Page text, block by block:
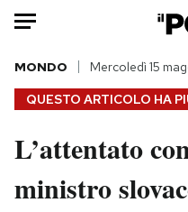
HOME
Italia
Politica
QUESTO ARTICOLO HA
MONDO Mercoledì 15
L’attentato
ministro